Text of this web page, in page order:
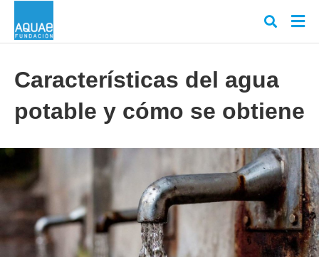
tu
y
en
Características del agua
potable y cómo se obtiene